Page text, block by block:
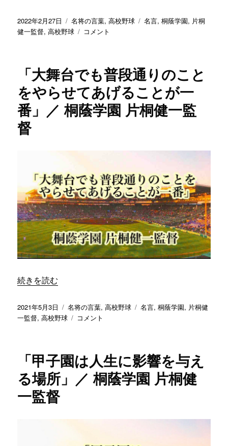
投
稿
2022年2月27日
カ
テ
名将の言葉,高校野球
タ
名言,桐蔭学園, 片桐
健一監督,高校野球
「敵
で
は
な
く
自
蔭
学
園
片
桐
健
一
監
コメント
「大舞台でも普段通りのこと
をやらせてあげることが一
番」／ 桐蔭学園 片桐健一監
督
“「大舞台でも普段通りのことをやらせてあげることが
続きを読む
投
稿
2021年5月3日
カ
テ
名将の言葉,高校野球
タ
名言,桐蔭学園, 片桐健
一監督,高校野球
「大
も
普
段
コメント
「甲子園は人生に影響を与え
る場所」／ 桐蔭学園 片桐健
一監督